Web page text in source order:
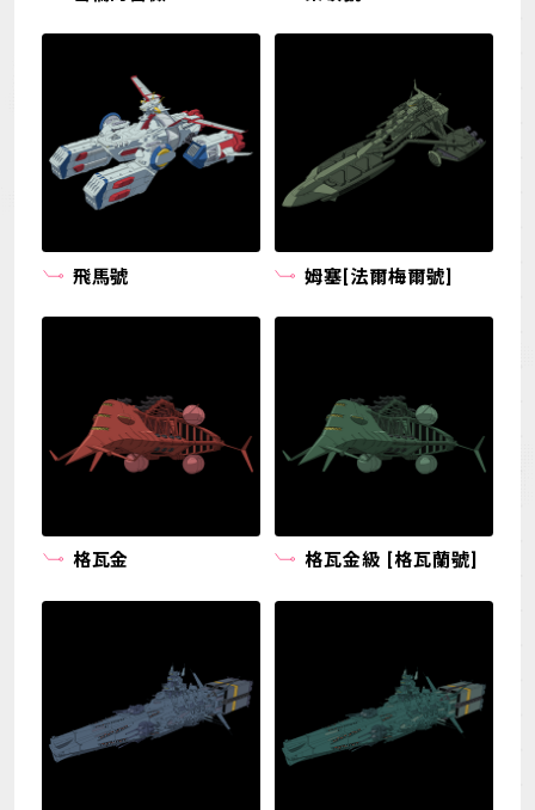
飛馬號 姆塞[法爾梅爾號]
格瓦金 格瓦金級 [格瓦蘭號]